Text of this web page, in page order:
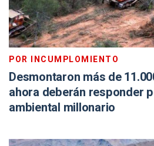
POR INCUMPLOMIENTO
Desmontaron más de
ahora deberán responder
ambiental millonario